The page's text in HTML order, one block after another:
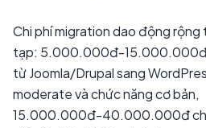
Chi phí migration dao động
tạp: 5.000.000đ-15.000.000đ
từ Joomla/Drupal sang
moderate và chức năng cơ bản,
15.000.000đ-40.000.000đ